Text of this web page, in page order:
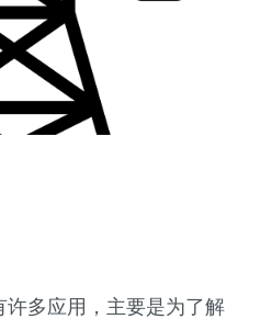
多应用，主要是为了解